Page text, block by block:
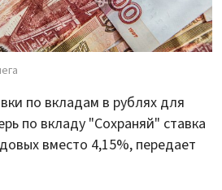
по вкладам в рублях для
по вкладу "Сохраняй" ставка
вместо 4,15%, передает